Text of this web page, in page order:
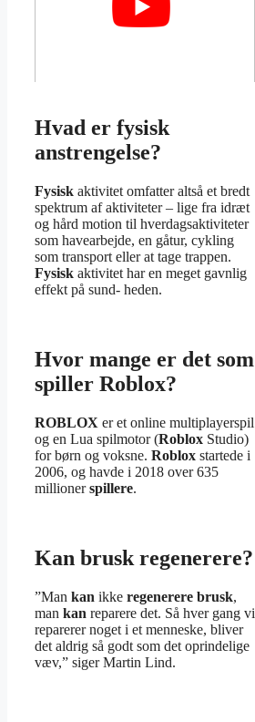
Hvad er fysisk
anstrengelse?
Fysisk aktivitet omfatter altså et bredt
spektrum af aktiviteter – lige fra idræt
og hård motion til hverdagsaktiviteter
som havearbejde, en gåtur, cykling
som transport eller at tage trappen.
Fysisk aktivitet har en meget gavnlig
effekt på sund- heden.
Hvor mange er det som
spiller Roblox?
ROBLOX er et online multiplayerspil
og en Lua spilmotor (Roblox Studio)
for børn og voksne. Roblox startede i
2006, og havde i 2018 over 635
millionerspillere.
Kan brusk regenerere?
”Man kan ikke regenerere brusk,
man kan reparere det. Så hver gang vi
reparerer noget i et menneske, bliver
det aldrig så godt som det oprindelige
væv,” siger Martin Lind.